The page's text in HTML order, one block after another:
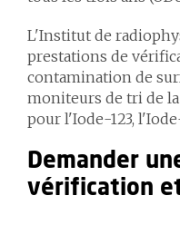
L'Institut de
prestations de
contamination de
moniteurs de tri de
pour l'Iode-123,
Demander
vérification